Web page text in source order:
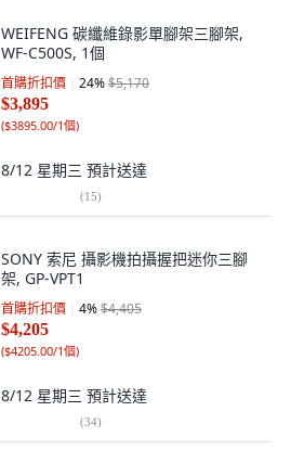
WEIFENG 碳纖維錄影單腳架三腳架,
WF-C500S, 1個
首購折扣價 24%$5,170
$3,895
($3895.00/1個)
8/12 星期三 預計送達
(15)
SONY 索尼 攝影機拍攝握把迷你三腳
架, GP-VPT1
首購折扣價 4%$4,405
$4,205
($4205.00/1個)
8/12 星期三 預計送達
(34)